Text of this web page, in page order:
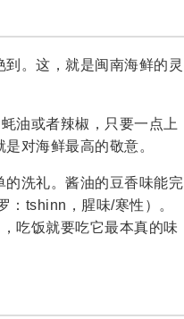
。这，就是闽南海鲜的灵
油或者辣椒，只要一点上
对海鲜最高的敬意。
的洗礼。酱油的豆香味能完
：tshinn，腥味/寒性）。
吃饭就要吃它最本真的味